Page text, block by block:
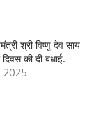
श्री विष्णु देव साय
दिवस की दी बधाई.
2025